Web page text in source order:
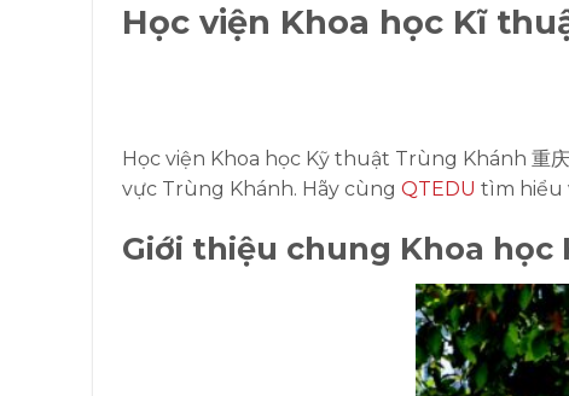
Học viện Khoa học Kĩ
Học viện Khoa học Kỹ thuật Trùng Khánh
vực Trùng Khánh. Hãy cùng QTEDU tìm hiểu
Giới thiệu chung Khoa